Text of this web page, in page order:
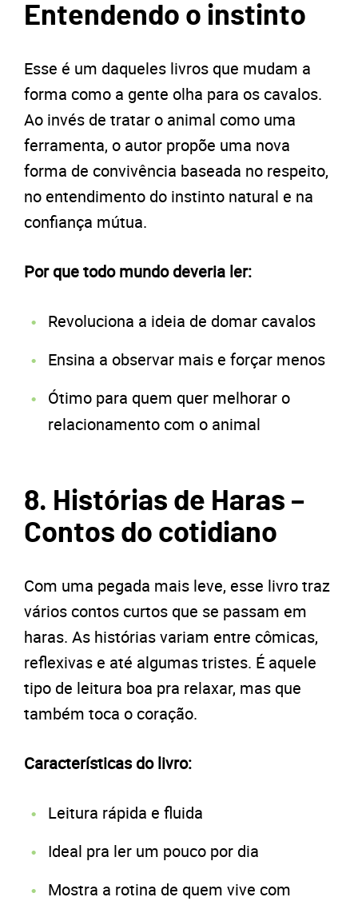
Entendendo o instinto
Esse é um daqueles livros que mudam a
forma como a gente olha para os cavalos.
Ao invés de tratar o animal como uma
ferramenta, o autor propõe uma nova
forma de convivência baseada no respeito,
no entendimento do instinto natural e na
confiança mútua.
Por que todo mundo deveria ler:
Revoluciona a ideia de domar cavalos
Ensina a observar mais e forçar menos
Ótimo para quem quer melhorar o
relacionamento com o animal
8. Histórias de Haras –
Contos do cotidiano
Com uma pegada mais leve, esse livro traz
vários contos curtos que se passam em
haras. As histórias variam entre cômicas,
reflexivas e até algumas tristes. É aquele
tipo de leitura boa pra relaxar, mas que
também toca o coração.
Características do livro:
Leitura rápida e fluida
Ideal pra ler um pouco por dia
Mostra a rotina de quem vive com